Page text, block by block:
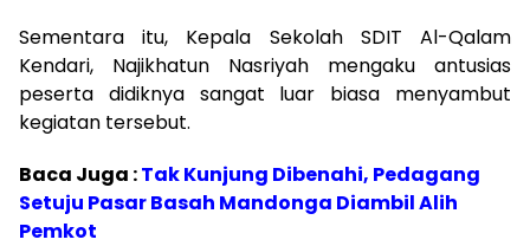
Sementara itu, Kepala Sekolah SDIT Al-Qalam
Kendari, Najikhatun Nasriyah mengaku antusias
peserta didiknya sangat luar biasa menyambut
kegiatan tersebut.
Baca Juga :Tak Kunjung Dibenahi, Pedagang
Setuju Pasar Basah Mandonga Diambil Alih
Pemkot